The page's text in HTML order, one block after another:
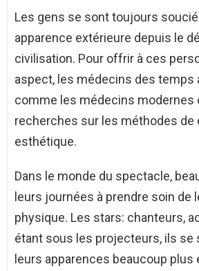
Les gens se sont toujours
apparence extérieure depuis le
civilisation. Pour offrir à ces
aspect, les médecins des temps
comme les médecins modernes
recherches sur les méthodes de
esthétique.
Dans le monde du spectacle,
leurs journées à prendre soin de
physique. Les stars: chanteurs,
étant sous les projecteurs, ils se
leurs apparences beaucoup plus